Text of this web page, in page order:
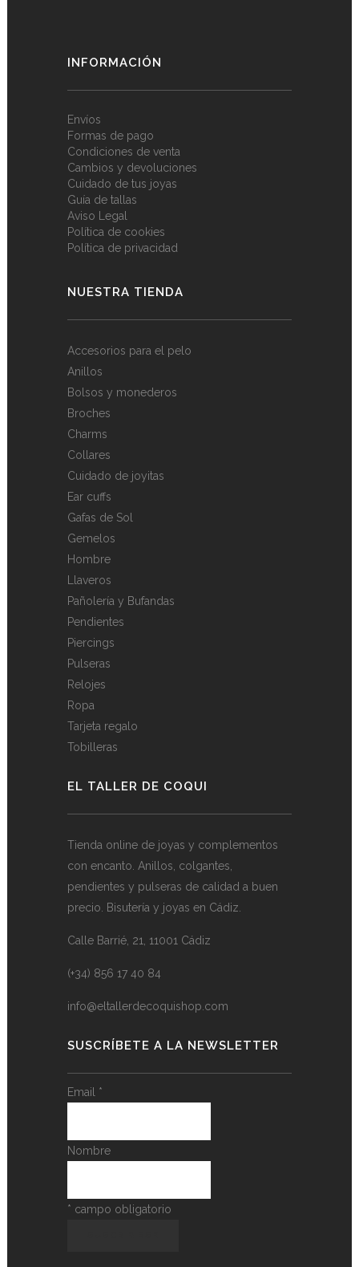
INFORMACIÓN
Envíos
Formas de pago
Condiciones de venta
Cambios y devoluciones
Cuidado de tus joyas
Guía de tallas
Aviso Legal
Política de cookies
Política de privacidad
NUESTRA TIENDA
Accesorios para el pelo
Anillos
Bolsos y monederos
Broches
Charms
Collares
Cuidado de joyitas
Ear cuffs
Gafas de Sol
Gemelos
Hombre
Llaveros
Pañolería y Bufandas
Pendientes
Piercings
Pulseras
Relojes
Ropa
Tarjeta regalo
Tobilleras
EL TALLER DE COQUI
Tienda online de joyas y complementos
con encanto. Anillos, colgantes,
pendientes y pulseras de calidad a buen
precio. Bisutería y joyas en Cádiz.
Calle Barrié, 21, 11001 Cádiz
(+34) 856 17 40 84
info@eltallerdecoquishop.com
SUSCRÍBETE A LA NEWSLETTER
Email *
Nombre
* campo obligatorio